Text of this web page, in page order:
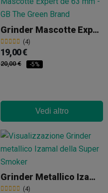
Grinder Mascotte Expert 63mm
(4)
19,00 €
20,00 € -5%
Vedi altro
Grinder Metallico Izamal 4 Parti 50mm
(4)